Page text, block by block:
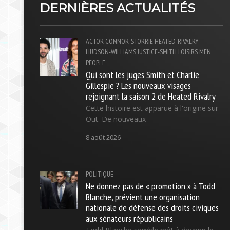
DERNIÈRES ACTUALITÉS
ACTOR CONNOR-STORRIE HEATED-RIVALRY
HUDSON-WILLIAMSJUSTICE-SMITH LOISIRS MEN
PEOPLE
Qui sont les juges Smith et Charlie
Gillespie ? Les nouveaux visages
rejoignant la saison 2 de Heated Rivalry
Cette histoire est apparue à l'origine sur
Out. De nouveaux
8 août 2026
POLITIQUE
Ne donnez pas de « promotion » à Todd
Blanche, prévient une organisation
nationale de défense des droits civiques
aux sénateurs républicains